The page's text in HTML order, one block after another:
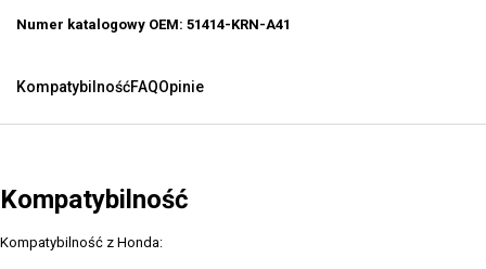
Numer katalogowy OEM: 51414-KRN-A41
KompatybilnośćFAQOpinie
Kompatybilność
Kompatybilność z Honda: